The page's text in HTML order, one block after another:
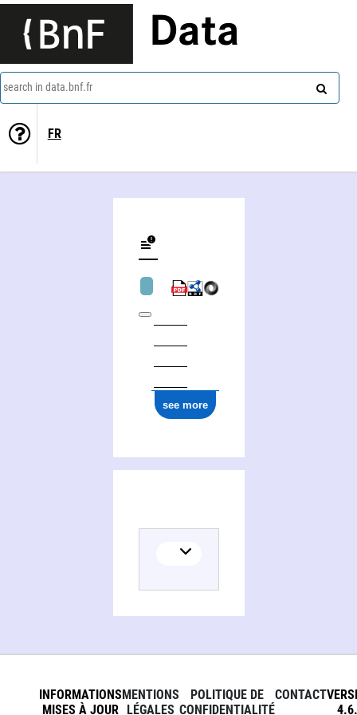
Data
search in data.bnf.fr
FR
see more
INFORMATIONS
MISES À JOUR
MENTIONS
LÉGALES
POLITIQUE DE
CONFIDENTIALITÉ
CONTACT